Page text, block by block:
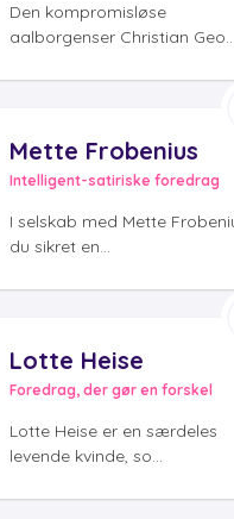
Den kompromisløse
aalborgenser Christian Geo...
Mette Frobenius
Intelligent-satiriske foredrag
I selskab med Mette
du sikret en...
Lotte Heise
Foredrag, der gør en forskel
Lotte Heise er en særdeles
levende kvinde, so...